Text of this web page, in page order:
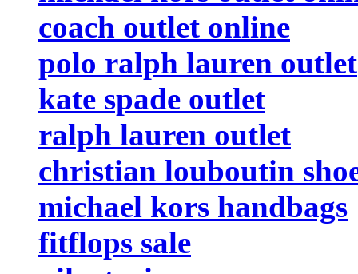
coach outlet online
polo ralph lauren outlet
kate spade outlet
ralph lauren outlet
christian louboutin
michael kors handbags
fitflops sale